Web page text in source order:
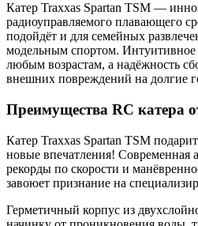
Катер Traxxas Spartan TSM —
радиоуправляемого плавающего
подойдёт и для семейных
модельным спортом. Интуитивное
любым возрастам, а надёжность
внешних повреждений на долгие
Преимущества RC катера
Катер Traxxas Spartan TSM
новые впечатления! Современная
рекорды по скорости и
завоюет признание на
Герметичный корпус из